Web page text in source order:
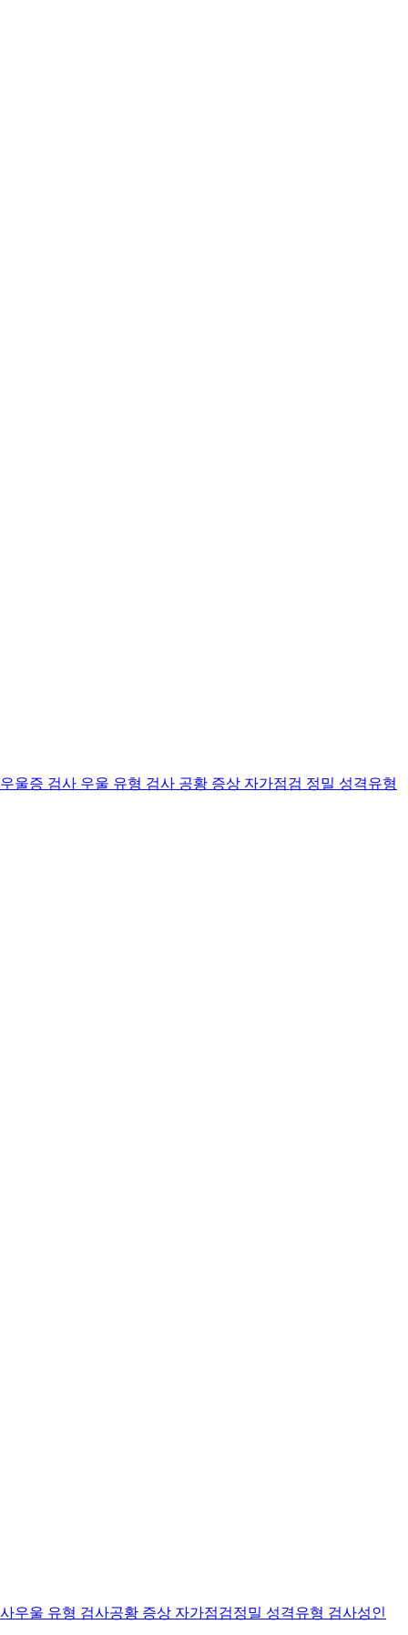
울증 검사 우울 유형 검사 공황 증상 자가점검 정밀 성격유형
우울 유형 검사공황 증상 자가점검정밀 성격유형 검사성인